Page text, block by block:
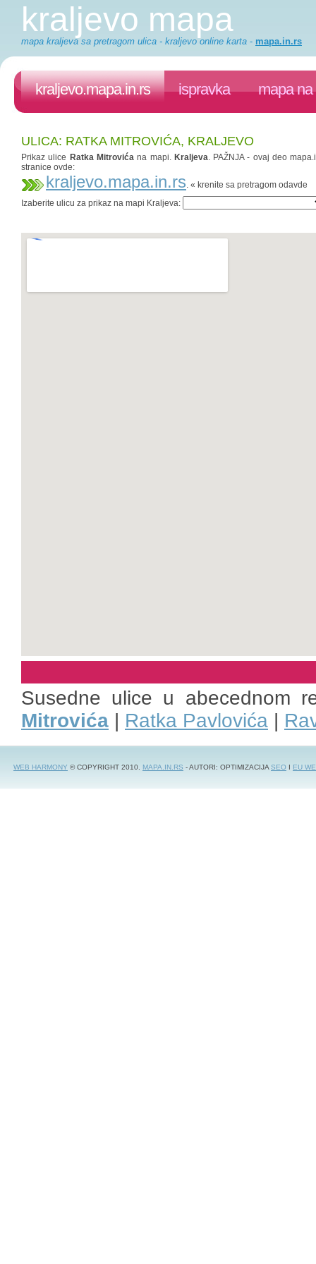
kraljevo mapa
mapa kraljeva sa pretragom ulica - kraljevo online karta - mapa.in.rs
kraljevo.mapa.in.rs ispravka mapa na
ULICA: RATKA MITROVIĆA, KRALJEVO
Prikaz ulice Ratka Mitrovićana mapi. Kraljeva. PAŽNJA - ovaj deo
stranice ovde:
kraljevo.mapa.in.rs. « krenite sa pretragom odavde
Izaberite ulicu za prikaz na mapi Kraljeva:
Susedne ulice u abecednom
Mitrovića | Ratka Pavlovića |
WEB HARMONY © COPYRIGHT 2010. MAPA.IN.RS - AUTORI: OPTIMIZACIJASEO I EU